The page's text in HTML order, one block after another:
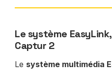
Le système
Captur 2
Le système multimédia